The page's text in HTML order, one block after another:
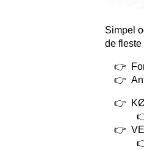
Simpel
de fleste